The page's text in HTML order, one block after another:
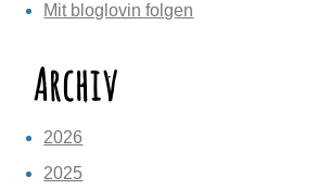
Mit bloglovin folgen
Archiv
2026
2025